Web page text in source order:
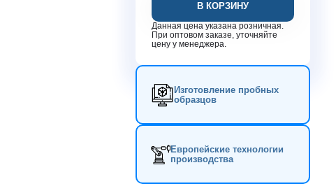
В КОРЗИНУ
Данная цена указана розничная.
При оптовом заказе, уточняйте
цену у менеджера.
Изготовление пробных
образцов
Европейские технологии
производства